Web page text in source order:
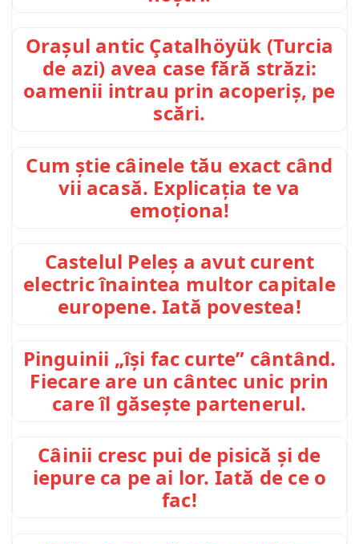
Orașul antic Çatalhöyük (Turcia
de azi) avea case fără străzi:
oamenii intrau prin acoperiș, pe
scări.
Cum știe câinele tău exact când
vii acasă. Explicația te va
emoționa!
Castelul Peleș a avut curent
electric înaintea multor capitale
europene. Iată povestea!
Pinguinii „își fac curte” cântând.
Fiecare are un cântec unic prin
care îl găsește partenerul.
Câinii cresc pui de pisică și de
iepure ca pe ai lor. Iată de ce o
fac!